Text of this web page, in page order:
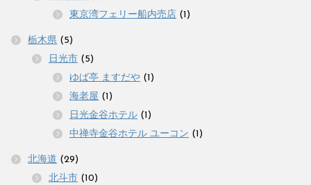
東京湾フェリー船内売店 (1)
栃木県 (5)
日光市 (5)
ゆば亭 ますだや (1)
海老屋 (1)
日光金谷ホテル (1)
中禅寺金谷ホテル ユーコン (1)
北海道 (29)
北斗市 (10)